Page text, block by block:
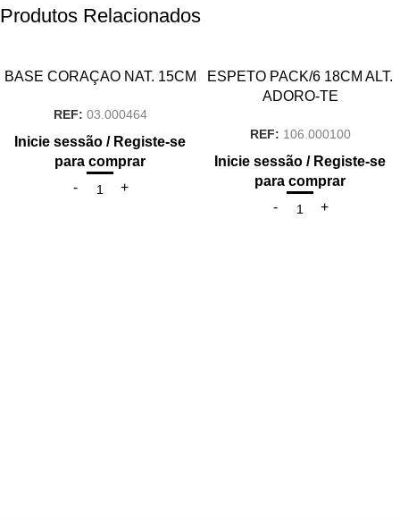
Produtos Relacionados
BASE CORAÇAO NAT. 15CM
REF: 03.000464
Inicie sessão / Registe-se
para comprar
ESPETO PACK/6 18CM ALT.
ADORO-TE
REF: 106.000100
Inicie sessão / Registe-se
para comprar